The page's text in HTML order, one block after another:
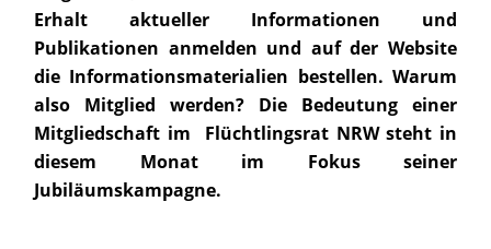
Erhalt aktueller Informationen und
Publikationen anmelden und auf der Website
die Informationsmaterialien bestellen. Warum
also Mitglied werden? Die Bedeutung einer
Mitgliedschaft im Flüchtlingsrat NRW steht in
diesem Monat im Fokus seiner
Jubiläumskampagne.